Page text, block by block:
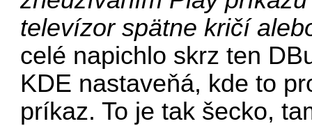
televízor spätne kričí
celé napichlo skrz ten
KDE nastaveňá, kde to
príkaz. To je tak šecko,